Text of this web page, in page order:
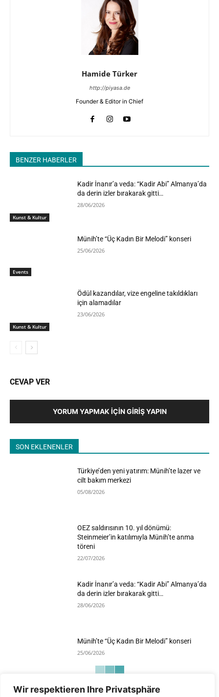
Wir respektieren Ihre Privatsphäre
Hamide Türker
http://piyasa.de
Founder & Editor in Chief
BENZER HABERLER
Kunst & Kultur
Kadir İnanır’a veda: “Kadir Abi” Almanya’da
da derin izler bırakarak gitti…
28/06/2026
Events
Münih’te “Üç Kadın Bir Melodi” konseri
25/06/2026
Kunst & Kultur
Ödül kazandılar, vize engeline takıldıkları
için alamadılar
23/06/2026
CEVAP VER
YORUM YAPMAK İÇIN GIRIŞ YAPIN
SON EKLENENLER
Türkiye’den yeni yatırım: Münih’te lazer ve
cilt bakım merkezi
05/08/2026
OEZ saldırısının 10. yıl dönümü:
Steinmeier’in katılımıyla Münih’te anma
töreni
22/07/2026
Kadir İnanır’a veda: “Kadir Abi” Almanya’da
da derin izler bırakarak gitti…
28/06/2026
Münih’te “Üç Kadın Bir Melodi” konseri
25/06/2026